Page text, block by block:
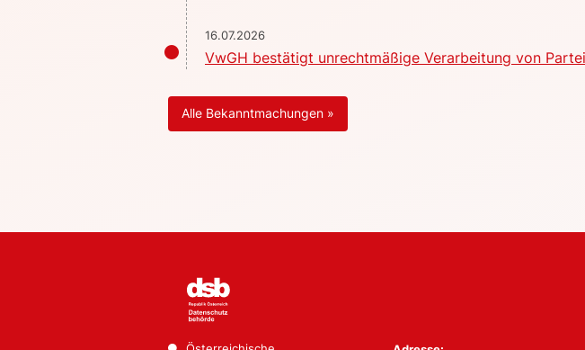
16.07.2026
VwGH bestätigt unrechtmäßige Verarbeitung von
Alle Bekanntmachungen »